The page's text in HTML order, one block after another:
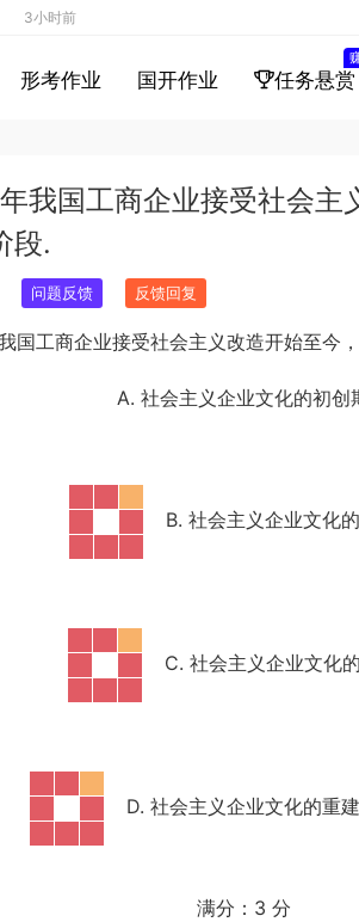
形考作业 国开作业 任务悬赏
我国工商企业接受社会主
段.
问题反馈 反馈回复
国工商企业接受社会主义改造开始至今
A. 社会主义企业文化的初创
B. 社会主义企业文化
C. 社会主义企业文化
D. 社会主义企业文化的重
满分： 3 分
3小时前
4小时前
5小时前
6小时前
6小时前
6小时前
1小时前
3小时前